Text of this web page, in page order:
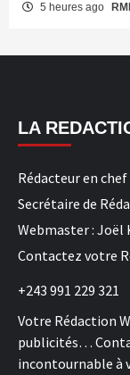
5 heures ago
LA
Rédacteur en
Secrétaire de
Webmaster : Joël
Contactez votre
+243 991 229 321
Votre Rédaction
publicités…
incontournable à